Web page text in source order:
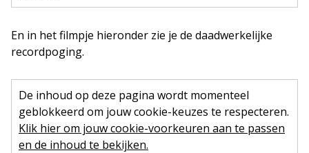
En in het filmpje hieronder zie je de daadwerkelijke
recordpoging.
De inhoud op deze pagina wordt momenteel
geblokkeerd om jouw cookie-keuzes te respecteren.
Klik hier om jouw cookie-voorkeuren aan te passen
en de inhoud te bekijken.